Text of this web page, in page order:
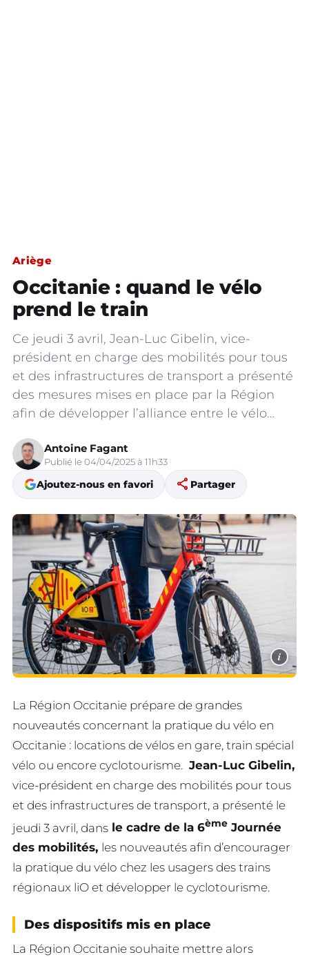
Ariège
Occitanie : quand le vélo
prend le train
Ce jeudi 3 avril, Jean-Luc Gibelin, vice-
président en charge des mobilités pour tous
et des infrastructures de transport a présenté
des mesures mises en place par la Région
afin de développer l’alliance entre le vélo…
Antoine Fagant
Publié le 04/04/2025 à 11h33
Ajoutez-nous en favori share Partager
i
La Région Occitanie prépare de grandes
nouveautés concernant la pratique du vélo en
Occitanie : locations de vélos en gare, train spécial
vélo ou encore cyclotourisme. Jean-Luc Gibelin,
vice-président en charge des mobilités pour tous
et des infrastructures de transport, a présenté le
jeudi 3 avril, dans le cadre de la 6ème Journée
des mobilités, les nouveautés afin d’encourager
la pratique du vélo chez les usagers des trains
régionaux liO et développer le cyclotourisme.
Des dispositifs mis en place
La Région Occitanie souhaite mettre alors